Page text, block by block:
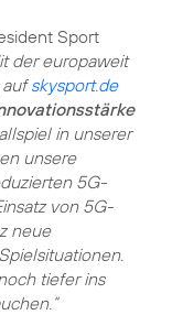
Sport
der europaweit
aufskysport.de
in unserer
unsere
5G-
von 5G-
neue
tiefer ins